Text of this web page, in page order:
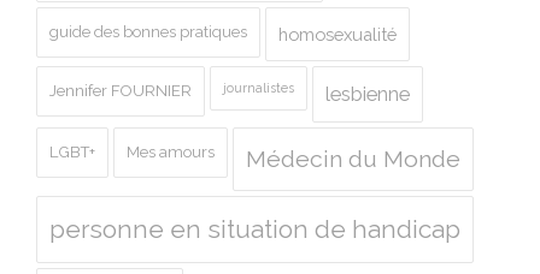
guide des bonnes pratiques homosexualité
Jennifer FOURNIER journalistes lesbienne
LGBT+ Mes amours Médecin du Monde
personne en situation de handicap